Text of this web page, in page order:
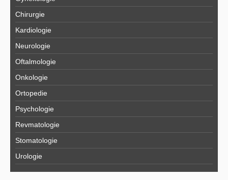
Chirurgie
Kardiologie
Neurologie
Oftalmologie
Onkologie
Ortopedie
Psychologie
Revmatologie
Stomatologie
Urologie